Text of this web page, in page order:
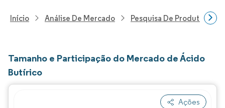
Início Análise De Mercado Pesquisa De Produtos
Tamanho e Participação do Mercado de Ácido
Butírico
Ações